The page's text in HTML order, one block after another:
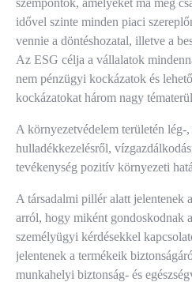
idővel szinte minden piaci
vennie a döntéshozatal, illetve a
Az ESG célja a vállalatok
nem pénzügyi kockázatok és
kockázatokat három nagy
A környezetvédelem területén lég-
hulladékkezelésről,
tevékenység pozitív környezeti
A társadalmi pillér alatt jelentenek
arról, hogy miként gondoskodnak
személyügyi kérdésekkel
jelentenek a termékeik
munkahelyi biztonság- és